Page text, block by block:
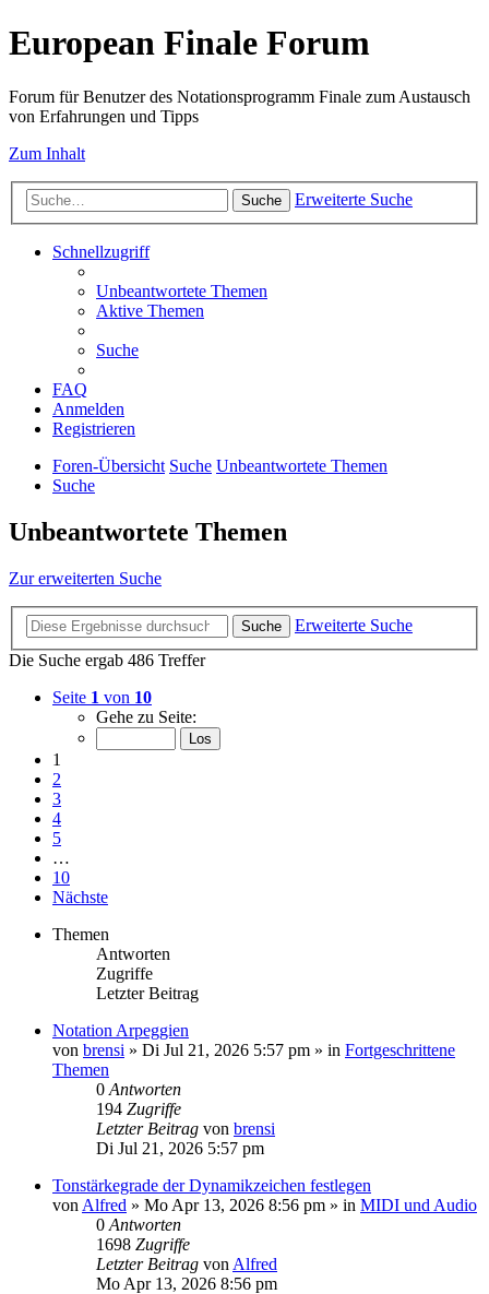
European Finale Forum
Forum für Benutzer des Notationsprogramm Finale zum Austausch
von Erfahrungen und Tipps
Zum Inhalt
Suche Erweiterte Suche
Schnellzugriff
Unbeantwortete Themen
Aktive Themen
Suche
FAQ
Anmelden
Registrieren
Foren-Übersicht Suche Unbeantwortete Themen
Suche
Unbeantwortete Themen
Zur erweiterten Suche
Suche
Erweiterte Suche
Die Suche ergab 486 Treffer
Seite 1 von 10
Gehe zu Seite:
1
2
3
4
5
…
10
Nächste
Themen
Antworten
Zugriffe
Letzter Beitrag
Notation Arpeggien
von brensi » Di Jul 21, 2026 5:57 pm » in Fortgeschrittene
Themen
0 Antworten
194 Zugriffe
Letzter Beitrag von brensi
Di Jul 21, 2026 5:57 pm
Tonstärkegrade der Dynamikzeichen festlegen
von Alfred » Mo Apr 13, 2026 8:56 pm » in MIDI und Audio
0 Antworten
1698 Zugriffe
Letzter Beitrag von Alfred
Mo Apr 13, 2026 8:56 pm